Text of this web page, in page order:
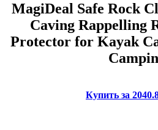
MagiDeal Safe Rock
Caving Rappelling
Protector for Kayak
Купить за